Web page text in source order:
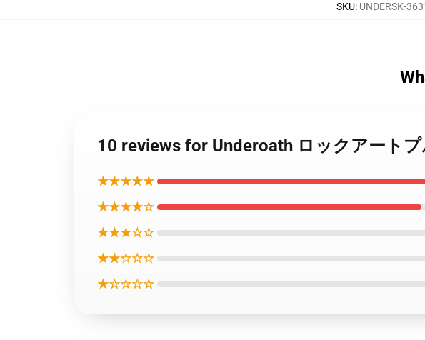
SKU: UNDERSK-
10 reviews for Underoath ロックアート
★★★★★
★★★★☆
★★★☆☆
★★☆☆☆
★☆☆☆☆